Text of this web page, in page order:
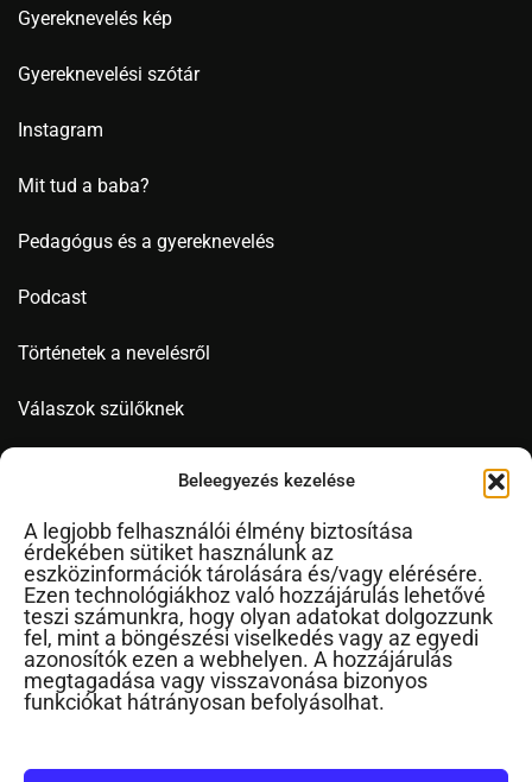
Beleegyezés kezelése
A legjobb felhasználói élmény biztosítása
érdekében sütiket használunk az
eszközinformációk tárolására és/vagy elérésére.
Ezen technológiákhoz való hozzájárulás lehetővé
teszi számunkra, hogy olyan adatokat dolgozzunk
fel, mint a böngészési viselkedés vagy az egyedi
azonosítók ezen a webhelyen. A hozzájárulás
megtagadása vagy visszavonása bizonyos
funkciókat hátrányosan befolyásolhat.
Gyereknevelés kép
Gyereknevelési szótár
Instagram
Mit tud a baba?
Pedagógus és a gyereknevelés
Podcast
Történetek a nevelésről
Válaszok szülőknek
Novák Ferenc
Cikkek ábécérendben
Impresszum
RSS
Kapcsolat